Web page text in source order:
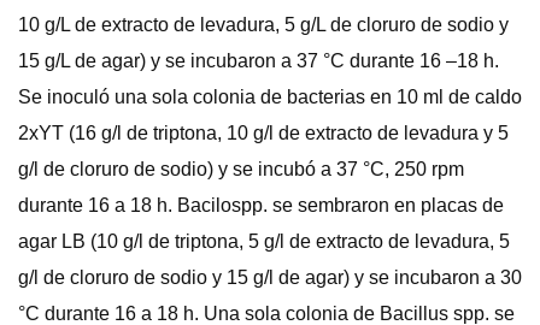
10 g/L de extracto de levadura, 5 g/L de cloruro de sodio y
15 g/L de agar) y se incubaron a 37 °C durante 16 –18 h.
Se inoculó una sola colonia de bacterias en 10 ml de caldo
2xYT (16 g/l de triptona, 10 g/l de extracto de levadura y 5
g/l de cloruro de sodio) y se incubó a 37 °C, 250 rpm
durante 16 a 18 h. Bacilospp. se sembraron en placas de
agar LB (10 g/l de triptona, 5 g/l de extracto de levadura, 5
g/l de cloruro de sodio y 15 g/l de agar) y se incubaron a 30
°C durante 16 a 18 h. Una sola colonia de Bacillus spp. se